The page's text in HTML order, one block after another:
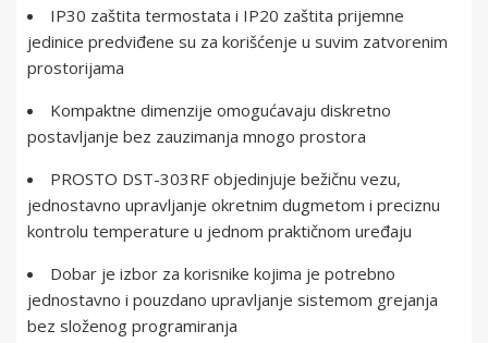
IP30 zaštita termostata i IP20 zaštita prijemne
jedinice predviđene su za korišćenje u suvim zatvorenim
prostorijama
Kompaktne dimenzije omogućavaju diskretno
postavljanje bez zauzimanja mnogo prostora
PROSTO DST-303RF objedinjuje bežičnu vezu,
jednostavno upravljanje okretnim dugmetom i preciznu
kontrolu temperature u jednom praktičnom uređaju
Dobar je izbor za korisnike kojima je potrebno
jednostavno i pouzdano upravljanje sistemom grejanja
bez složenog programiranja